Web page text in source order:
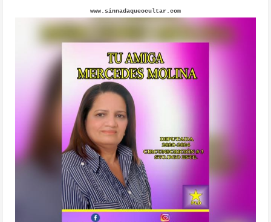
www.sinnadaqueocultar.com